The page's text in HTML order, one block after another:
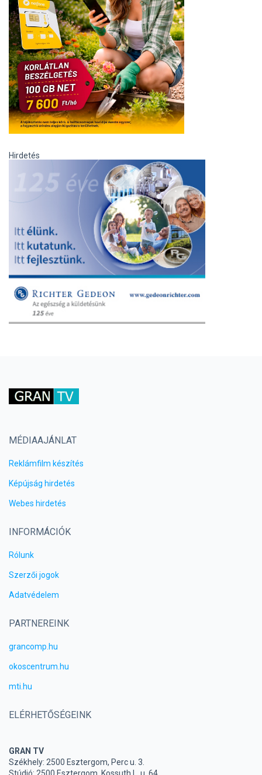
Hirdetés
MÉDIAAJÁNLAT
Reklámfilm készítés
Képújság hirdetés
Webes hirdetés
INFORMÁCIÓK
Rólunk
Szerzői jogok
Adatvédelem
PARTNEREINK
grancomp.hu
okoscentrum.hu
mti.hu
ELÉRHETŐSÉGEINK
GRAN TV
Székhely: 2500 Esztergom, Perc u. 3.
Stúdió: 2500 Esztergom, Kossuth L. u. 64.